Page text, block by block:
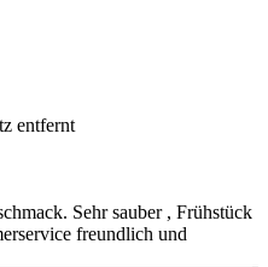
entfernt
Sehr sauber , Frühstück
freundlich und